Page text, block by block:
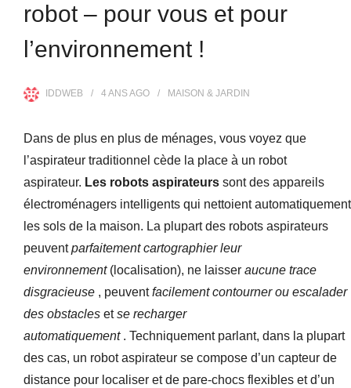
robot – pour vous et pour
l’environnement !
IDDWEB 4 ANSAGO MAISON & JARDIN
Dans de plus en plus de ménages, vous voyez que
l’aspirateur traditionnel cède la place à un robot
aspirateur. Les robots aspirateurs sont des appareils
électroménagers intelligents qui nettoient automatiquement
les sols de la maison. La plupart des robots aspirateurs
peuventparfaitement cartographier leur
environnement(localisation), ne laisser aucune trace
disgracieuse , peuventfacilement contourner ou escalader
des obstacles etse recharger
automatiquement. Techniquement parlant, dans la plupart
des cas, un robot aspirateur se compose d’un capteur de
distance pour localiser et de pare-chocs flexibles et d’un